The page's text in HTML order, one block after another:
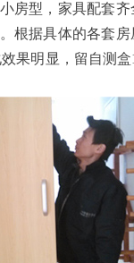
房型，家具配套
根据具体的各套
果明显，留自测